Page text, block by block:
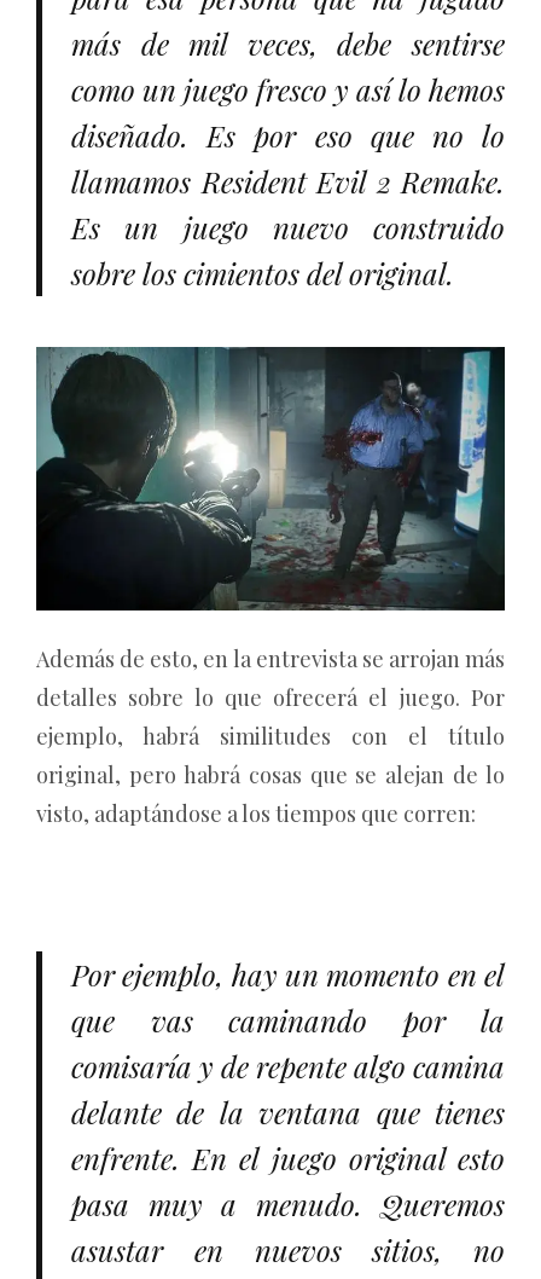
más de mil veces, debe sentirse
como un juego fresco y así lo hemos
diseñado. Es por eso que no lo
llamamos Resident Evil 2 Remake.
Es un juego nuevo construido
sobre los cimientos del original.
Además de esto, en la entrevista se arrojan más
detalles sobre lo que ofrecerá el juego. Por
ejemplo, habrá similitudes con el título
original, pero habrá cosas que se alejan de lo
visto, adaptándose a los tiempos que corren:
Por ejemplo, hay un momento en el
que vas caminando por la
comisaría y de repente algo camina
delante de la ventana que tienes
enfrente. En el juego original esto
pasa muy a menudo. Queremos
asustar en nuevos sitios, no